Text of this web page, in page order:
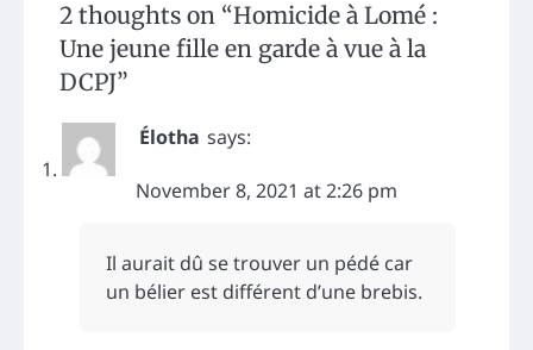
2 thoughts on “Homicide à Lomé :
Une jeune fille en garde à vue à la
DCPJ”
Élotha says:
November 8, 2021 at 2:26 pm
Il aurait dû se trouver un pédé car
un bélier est différent d’une brebis.